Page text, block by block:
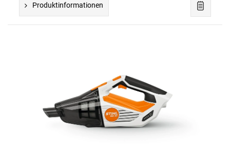
Produktinformationen